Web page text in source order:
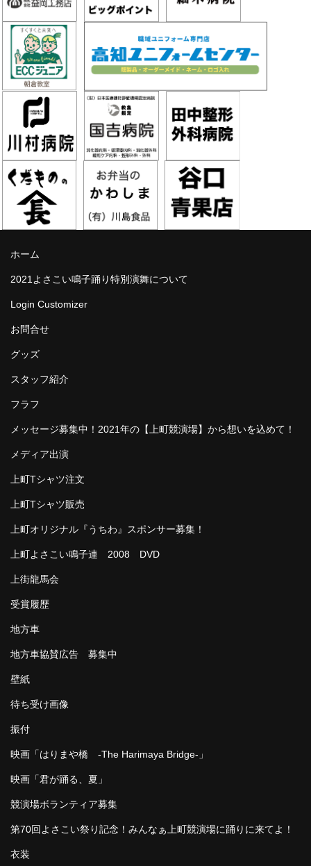
ホーム
2021よさこい鳴子踊り特別演舞について
Login Customizer
お問合せ
グッズ
スタッフ紹介
フラフ
メッセージ募集中！2021年の【上町競演場】から想いを込めて！
メディア出演
上町Tシャツ注文
上町Tシャツ販売
上町オリジナル『うちわ』スポンサー募集！
上町よさこい鳴子連 2008 DVD
上街龍馬会
受賞履歴
地方車
地方車協賛広告 募集中
壁紙
待ち受け画像
振付
映画「はりまや橋 -The Harimaya Bridge-」
映画「君が踊る、夏」
競演場ボランティア募集
第70回よさこい祭り記念！みんなぁ上町競演場に踊りに来てよ！
衣装